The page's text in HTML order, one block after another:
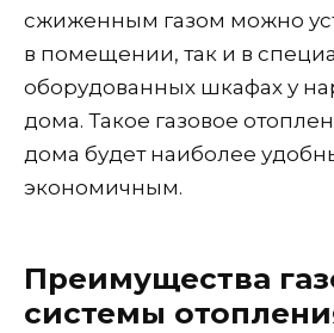
сжиженным газом можно
в помещении, так и в
оборудованных шкафах у
дома. Такое газовое
дома будет наиболее
экономичным.
Преимущества
системы